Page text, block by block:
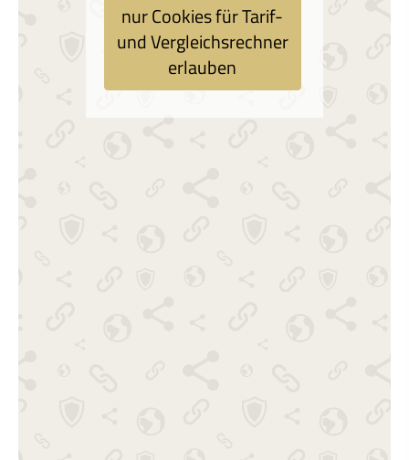
nur Cookies für Tarif-
und Vergleichsrechner
erlauben